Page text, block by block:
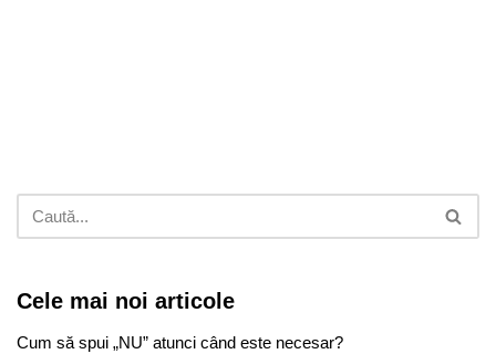
Cele mai noi articole
Cum să spui „NU” atunci când este necesar?